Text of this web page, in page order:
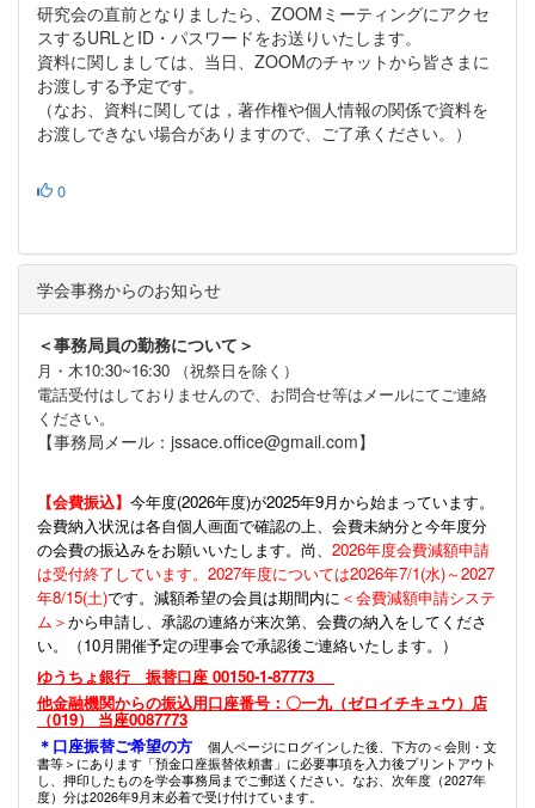
研究会の直前となりましたら、ZOOMミーティングにアクセ
スするURLとID・パスワードをお送りいたします。
資料に関しましては、当日、ZOOMのチャットから皆さまに
お渡しする予定です。
（なお、資料に関しては，著作権や個人情報の関係で資料を
お渡しできない場合がありますので、ご了承ください。）
0
学会事務からのお知らせ
＜事務局員の勤務について＞
月・木10:30~16:30 （祝祭日を除く）
電話受付はしておりませんので、お問合せ等はメールにてご連絡
ください。
【事務局メール：jssace.office@gmail.com】
【会費振込】 今年度(2026年度)が2025年9月から始まっています。
会費納入状況は各自個人画面で確認の上、会費未納分と今年度分
の会費の振込みをお願いいたします。尚、 2026年度会費減額申請
は受付終了しています。2027年度については2026年7/1(水)～2027
年8/15(土)です。減額希望の会員は期間内に ＜会費減額申請システ
ム＞から申請し、承認の連絡が来次第、会費の納入をしてくださ
い。（10月開催予定の理事会で承認後ご連絡いたします。）
ゆうちょ銀行 振替口座 00150-1-87773
他金融機関からの振込用口座番号：〇一九（ゼロイチキュウ）店
（019） 当座0087773
＊口座振替ご希望の方
個人ページにログインした後、下方の＜会則・文
書等＞にあります「預金口座振替依頼書」に必要事項を入力後プリントアウト
し、押印したものを学会事務局までご郵送ください。なお、次年度（2027年
度）分は2026年9月末必着で受け付けています。